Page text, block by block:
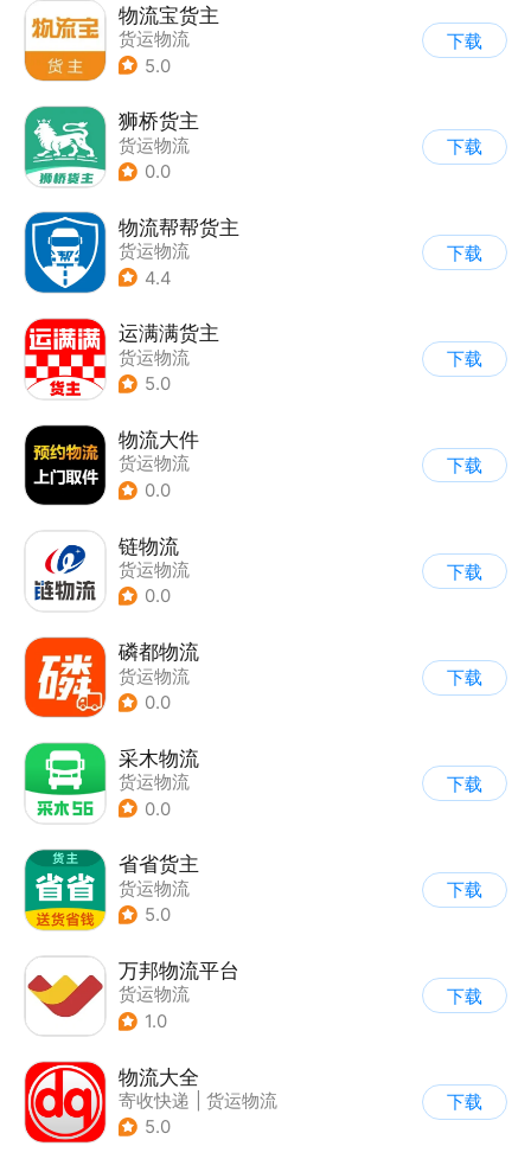
物流宝货主
货运物流
5.0
下载
狮桥货主
货运物流
0.0
下载
物流帮帮货主
货运物流
4.4
下载
运满满货主
货运物流
5.0
下载
物流大件
货运物流
0.0
下载
链物流
货运物流
0.0
下载
磷都物流
货运物流
0.0
下载
采木物流
货运物流
0.0
下载
省省货主
货运物流
5.0
下载
万邦物流平台
货运物流
1.0
下载
物流大全
寄收快递
货运物流
5.0
下载